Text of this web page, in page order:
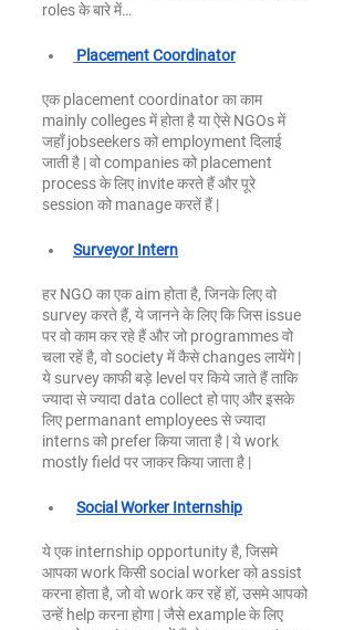
roles के बारे में…
Placement Coordinator
एक placement coordinator का काम
mainly colleges में होता है या ऐसे NGOs में
जहाँ jobseekers को employment दिलाई
जाती है | वो companies को placement
process के लिए invite करते हैं और पूरे
session को manage करतें हैं |
Surveyor Intern
हर NGO का एक aim होता है, जिनके लिए वो
survey करते हैं, ये जानने के लिए कि जिस issue
पर वो काम कर रहे हैं और जो programmes वो
चला रहें है, वो society में कैसे changes लायेंगे |
ये survey काफी बड़े level पर किये जाते हैं ताकि
ज्यादा से ज्यादा data collect हो पाए और इसके
लिए permanant employees से ज्यादा
interns को prefer किया जाता है | ये work
mostly field पर जाकर किया जाता है |
Social Worker Internship
ये एक internship opportunity है, जिसमे
आपका work किसी social worker को assist
करना होता है, जो वो work कर रहें हों, उसमे आपको
उन्हें help करना होगा | जैसे example के लिए